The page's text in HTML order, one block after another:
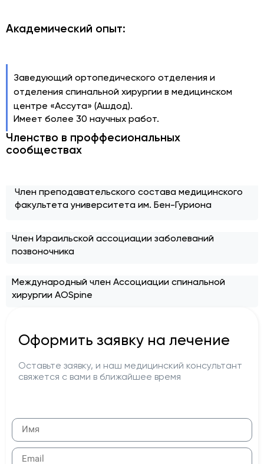
Академический опыт:
Заведующий ортопедического отделения и
отделения спинальной хирургии в медицинском
центре «Ассута» (Ашдод).
Имеет более 30 научных работ.
Членство в проффесиональных
сообществах
Член преподавательского состава медицинского
факультета университета им. Бен-Гуриона
Член Израильской ассоциации заболеваний
позвоночника
Международный член Ассоциации спинальной
хирургии AOSpine
Оформить заявку на лечение
Оставьте заявку, и наш медицинский консультант
свяжется с вами в ближайшее время